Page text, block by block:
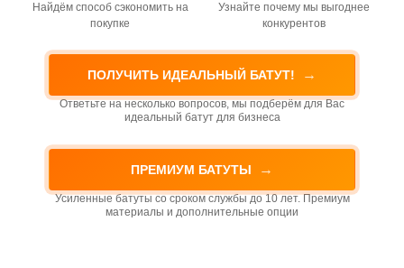
Найдём способ сэкономить на
покупке
Узнайте почему мы выгоднее
конкурентов
ПОЛУЧИТЬ ИДЕАЛЬНЫЙ БАТУТ! →
Ответьте на несколько вопросов, мы подберём для Вас
идеальный батут для бизнеса
ПРЕМИУМ БАТУТЫ →
Усиленные батуты со сроком службы до 10 лет. Премиум
материалы и дополнительные опции